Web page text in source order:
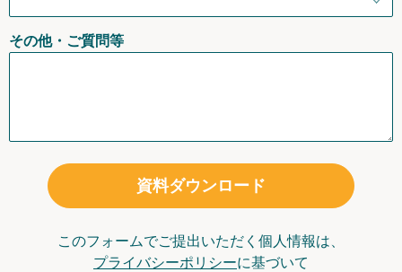
その他・ご質問等
資料ダウンロード
このフォームでご提出いただく個人情報は、
プライバシーポリシーに基づいて